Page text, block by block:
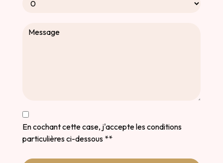
En cochant cette case, j'accepte les conditions
particulières ci-dessous **